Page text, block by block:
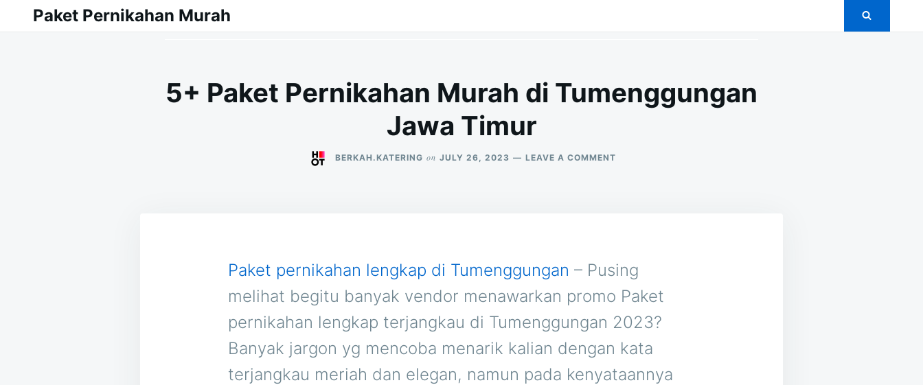
Search
Paket Pernikahan Murah
5+ Paket Pernikahan Murah di Tumenggungan
Jawa Timur
BERKAH.KATERING on JULY 26, 2023 LEAVE A COMMENT
Paket pernikahan lengkap di Tumenggungan – Pusing
melihat begitu banyak vendor menawarkan promo Paket
pernikahan lengkap terjangkau di Tumenggungan 2023?
Banyak jargon yg mencoba menarik kalian dengan kata
terjangkau meriah dan elegan, namun pada kenyataannya